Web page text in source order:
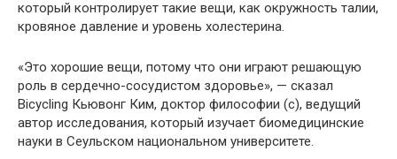
который контролирует такие вещи, как окружность талии,
кровяное давление и уровень холестерина.
«Это хорошие вещи, потому что они играют решающую
роль в сердечно-сосудистом здоровье», — сказал
Bicycling Кьювонг Ким, доктор философии (с), ведущий
автор исследования, который изучает биомедицинские
науки в Сеульском национальном университете.